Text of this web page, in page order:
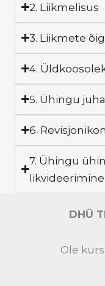
2. Liikmelisus
3. Liikmete
4.
5. Ühingu
6.
7. Ühingu
likvideerimine
DHÜ
Ole